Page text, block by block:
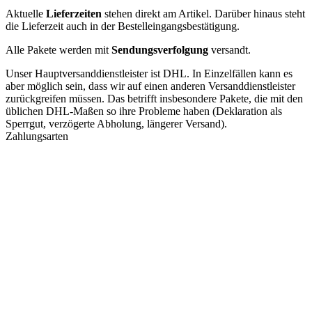
Aktuelle Lieferzeiten stehen direkt am Artikel. Darüber hinaus steht
die Lieferzeit auch in der Bestelleingangsbestätigung.
Alle Pakete werden mit Sendungsverfolgung versandt.
Unser Hauptversanddienstleister ist DHL. In Einzelfällen kann es
aber möglich sein, dass wir auf einen anderen Versanddienstleister
zurückgreifen müssen. Das betrifft insbesondere Pakete, die mit den
üblichen DHL-Maßen so ihre Probleme haben (Deklaration als
Sperrgut, verzögerte Abholung, längerer Versand).
Zahlungsarten